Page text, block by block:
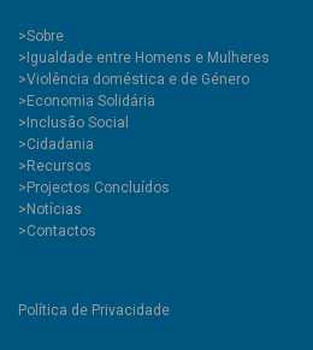
>Sobre
>Igualdade entre Homens e Mulheres
>Violência doméstica e de Género
>Economia Solidária
>Inclusão Social
>Cidadania
>Recursos
>Projectos Concluídos
>Notícias
>Contactos
Política de Privacidade